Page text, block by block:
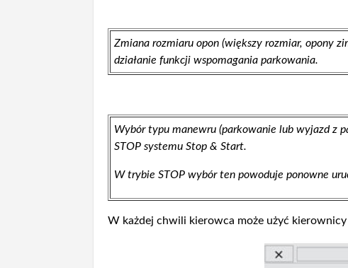
Zmiana rozmiaru opon (większy rozmiar, opony
działanie funkcji wspomagania parkowania.
Wybór typu manewru (parkowanie lub wyjazd z
STOP systemu Stop & Start.
W trybie STOP wybór ten powoduje ponowne
W każdej chwili kierowca może użyć